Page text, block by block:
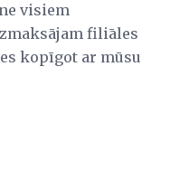
visiem
filiāles
kopīgot ar mūsu